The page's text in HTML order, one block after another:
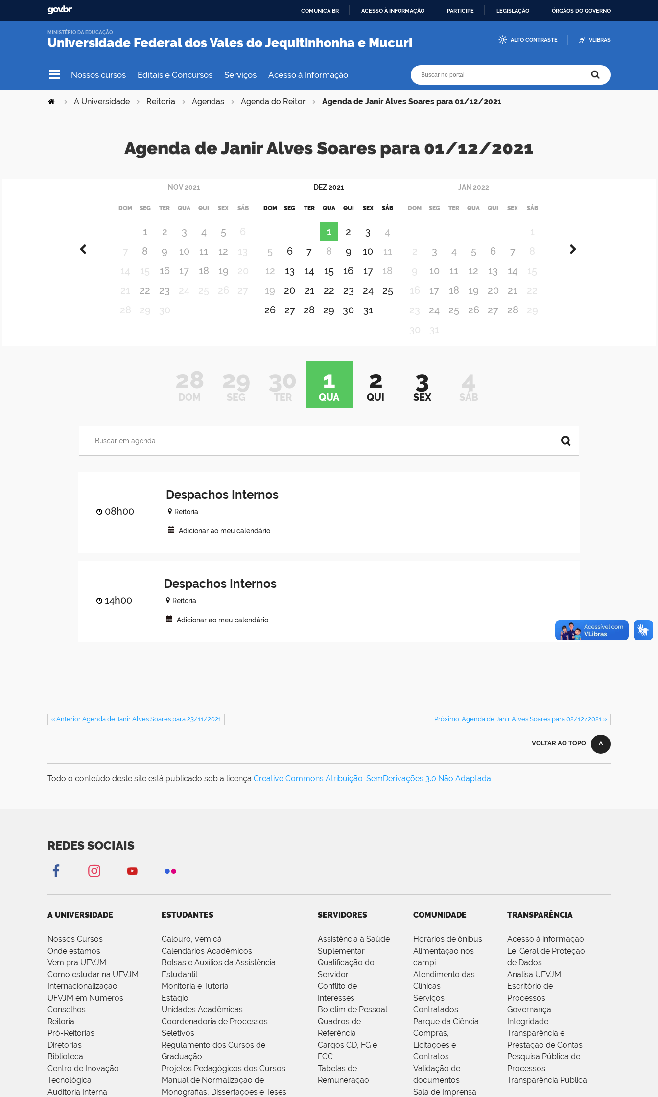
O
COMUNICA BR ACESSO À INFORMAÇÃO PARTICIPE LEGISLAÇÃO ÓRGÃOS DO GOVERNO
Universidade Federal dos Vales do Jequitinhonha e Mucuri
MINISTÉRIO DA EDUCAÇÃO
ALTO CONTRASTE VLIBRAS
Nossos cursos Editais e Concursos Serviços Acesso à Informação
A Universidade Reitoria Agendas Agenda do Reitor Agenda de Janir Alves Soares para 01/12/2021
Agenda de Janir Alves Soares para 01/12/2021
NOV2021
DOM SEG TER QUA QUI SEX SÁB
1 2 3 4 5
6
7
8 9 10 11 12
13
14
15 16 17 18 19
20
21
22 23 24 25 26
27
28
29 30
DEZ 2021
DOM SEG TER QUA QUI SEX SÁB
1 2 3
4
5
6 7 8 9 10
11
12
13 14 15 16 17
18
19
20 21 22 23 24
25
26
27 28 29 30 31
JAN 2022
DOM SEG TER QUA QUI SEX SÁB
1
2
3 4 5 6 7
8
9
10 11 12 13 14
15
16
17 18 19 20 21
22
23
24 25 26 27 28
29
30
31
28
DOM
29
SEG
30
TER
1
QUA
2
QUI
3
SEX
4
SÁB
08h00
Despachos Internos
Reitoria
Adicionar ao meu calendário
14h00
Despachos Internos
Reitoria
Adicionar ao meu calendário
« Anterior Agenda de Janir Alves Soares para 23/11/2021 Próximo: Agenda de Janir Alves Soares para 02/12/2021 »
VOLTAR AO TOPO
Todo o conteúdo deste site está publicado sob a licença Creative Commons Atribuição-SemDerivações 3.0 Não Adaptada.
REDES SOCIAIS
A UNIVERSIDADE
Nossos Cursos
Onde estamos
Vem pra UFVJM
Como estudar na UFVJM
Internacionalização
UFVJM em Números
Conselhos
Reitoria
Pró-Reitorias
Diretorias
Biblioteca
Centro de Inovação
Tecnológica
Auditoria Interna
ESTUDANTES
Calouro, vem cá
Calendários Acadêmicos
Bolsas e Auxílios da Assistência
Estudantil
Monitoria e Tutoria
Estágio
Unidades Acadêmicas
Coordenadoria de Processos
Seletivos
Regulamento dos Cursos de
Graduação
Projetos Pedagógicos dos Cursos
Manual de Normalização de
Monografias, Dissertações e Teses
SERVIDORES
Assistência à Saúde
Suplementar
Qualificação do
Servidor
Conflito de
Interesses
Boletim de Pessoal
Quadros de
Referência
Cargos CD, FG e
FCC
Tabelas de
Remuneração
COMUNIDADE
Horários de ônibus
Alimentação nos
campi
Atendimento das
Clínicas
Serviços
Contratados
Parque da Ciência
Compras,
Licitações e
Contratos
Validação de
documentos
Sala de Imprensa
TRANSPARÊNCIA
Acesso à informação
Lei Geral de Proteção
de Dados
Analisa UFVJM
Escritório de
Processos
Governança
Integridade
Transparência e
Prestação de Contas
Pesquisa Pública de
Processos
Transparência Pública